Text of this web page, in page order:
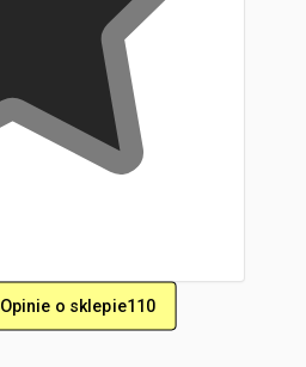
Opinie o sklepie110